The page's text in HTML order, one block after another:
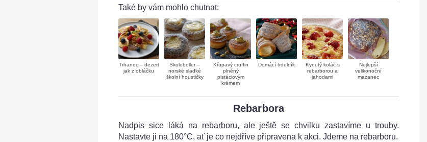
Také by vám mohlo chutnat:
Trhanec – dezert
jak z obláčku
Skoleboller –
norské sladké
školní houstičky
Křupavý cruffin
plněný
pistáciovým
krémem
Domácí trdelník
Kynutý koláč s
rebarborou a
jahodami
Nejlepší
velikonoční
mazanec
Rebarbora
Nadpis sice láká na rebarboru, ale ještě se chvilku zastavíme u trouby.
Nastavte ji na 180°C, ať je co nejdříve připravena k akci. Jdeme na rebarboru.